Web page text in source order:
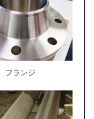
フランジ